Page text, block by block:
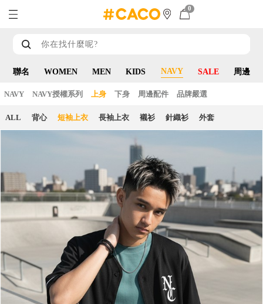
0
聯名 WOMEN MEN KIDS NAVY SALE 周邊
NAVY NAVY授權系列 上身 下身 周邊配件 品牌嚴選
ALL 背心 短袖上衣 長袖上衣 襯衫 針織衫 外套